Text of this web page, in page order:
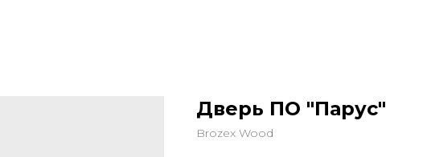
Дверь ПО "Парус"
Brozex Wood